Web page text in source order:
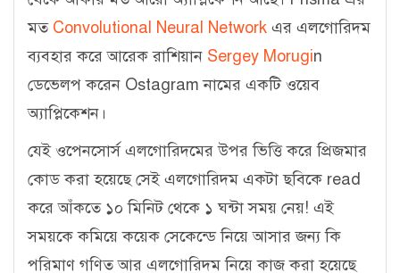
মত Convolutional Neural Network এর এলগোরিদম
ব্যবহার করে আরেক রাশিয়ান Sergey Morugin
ডেভেলপ করেন Ostagram নামের একটি ওয়েব
অ্যাপ্লিকেশন।
যেই ওপেনসোর্স এলগোরিদমের উপর ভিত্তি করে প্রিজমার
কোড করা হয়েছে সেই এলগোরিদম একটা ছবিকে read
করে আঁকতে ১০ মিনিট থেকে ১ ঘন্টা সময় নেয়! এই
সময়কে কমিয়ে কয়েক সেকেন্ডে নিয়ে আসার জন্য কি
পরিমাণ গণিত আর এলগোরিদম নিয়ে কাজ করা হয়েছে